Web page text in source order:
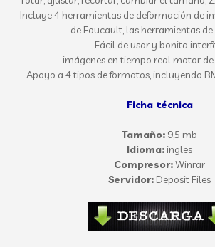
Incluye 4 herramientas de deformación de
de Foucault, las herramientas de
Fácil de usar y bonita
imágenes en tiempo real motor de
Apoyo a 4 tipos de formatos, incluyendo
Ficha técnica
Tamaño: 9,5 mb
Idioma: ingles
Compresor:Winrar
Servidor: Deposit Files